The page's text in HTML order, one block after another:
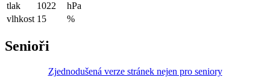
tlak
1022
hPa
vlhkost 15 %
Senioři
Zjednodušená verze stránek nejen pro seniory